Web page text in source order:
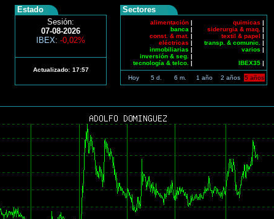
Estado
Sesión:
07-08-2026
IBEX: -0,02%
Actualizado: 17:57
Sectores
alimentación |
banca |
const. & mat. |
eléctricas |
inmobiliarias |
inversión & seg. |
tecnología & telco. |
quimicas |
siderurgia & maq. |
textil & papel |
transp. & comunic.
|
varios |
IBEX35 |
Hoy 5 d. 6 m. 1 año 2 años 5 años